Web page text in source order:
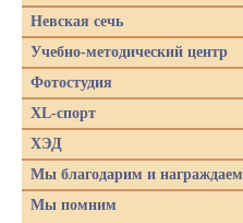
Невская сечь
Учебно-методический центр
Фотостудия
XL-спорт
ХЭД
Мы благодарим и награждаем
Мы помним